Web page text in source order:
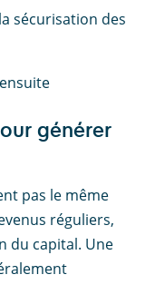
sécurisation des
générer
pas le même
réguliers,
du capital. Une